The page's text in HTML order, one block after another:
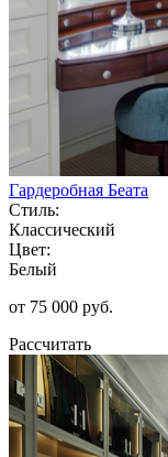
Гардеробная Беата
Стиль:
Классический
Цвет:
Белый
от 75 000 руб.
Рассчитать